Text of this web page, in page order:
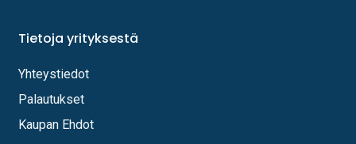
Tietoja yrityksestä
Yhteystiedot
Palautukset
Kaupan Ehdot